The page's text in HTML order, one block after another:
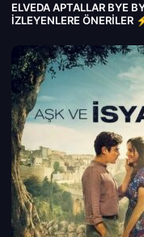
ELVEDA APTALLAR BYE
İZLEYENLERE ÖNERILER